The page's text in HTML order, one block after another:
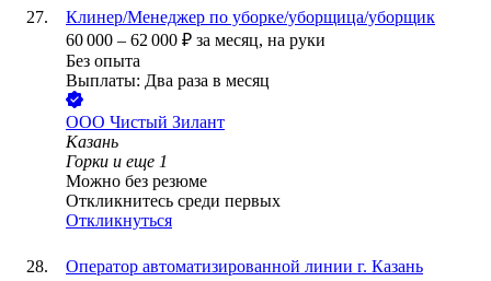
Клинер/Менеджер по уборке/уборщица/уборщик
60 000 – 62 000 ₽ за месяц, на руки
Без опыта
Выплаты: Два раза в месяц
ООО Чистый Зилант
Казань
Горки и еще 1
Можно без резюме
Откликнитесь среди первых
Откликнуться
Оператор автоматизированной линии г. Казань